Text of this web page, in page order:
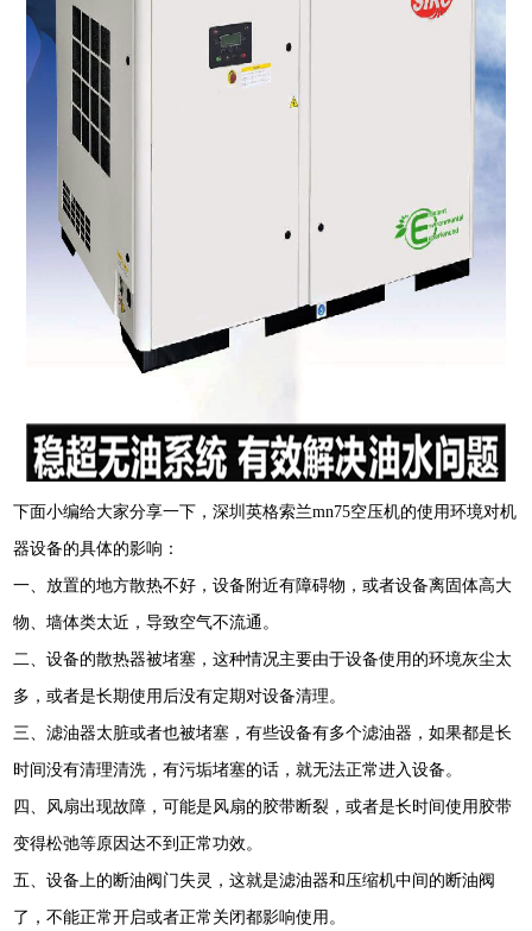
下面小编给大家分享一下，深圳英格索兰mn75空压机的使用环境对机
器设备的具体的影响：
一、放置的地方散热不好，设备附近有障碍物，或者设备离固体高大
物、墙体类太近，导致空气不流通。
二、设备的散热器被堵塞，这种情况主要由于设备使用的环境灰尘太
多，或者是长期使用后没有定期对设备清理。
三、滤油器太脏或者也被堵塞，有些设备有多个滤油器，如果都是长
时间没有清理清洗，有污垢堵塞的话，就无法正常进入设备。
四、风扇出现故障，可能是风扇的胶带断裂，或者是长时间使用胶带
变得松弛等原因达不到正常功效。
五、设备上的断油阀门失灵，这就是滤油器和压缩机中间的断油阀
了，不能正常开启或者正常关闭都影响使用。